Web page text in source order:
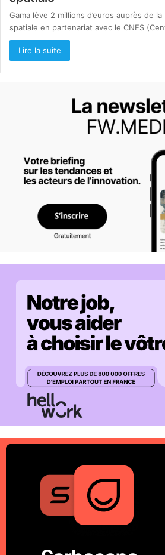
Gama lève 2 millions d’euros auprès de
spatiale en partenariat avec le CNES
Lire la suite